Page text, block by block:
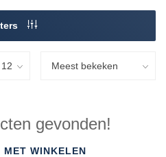
gevonden!
MET WINKELEN